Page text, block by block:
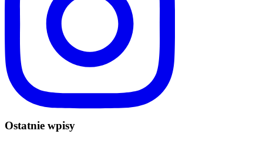
Ostatnie wpisy